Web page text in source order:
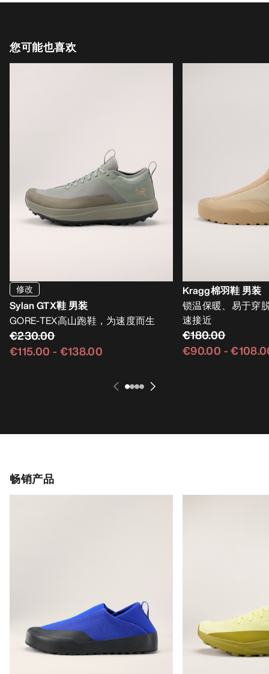
您可能也喜欢
修改
Sylan GTX鞋 男装
GORE-TEX高山跑鞋，为速度而生
€230.00
€115.00 - €138.00
Kragg棉羽鞋 男装
锁温保暖、易于穿
速接近
€180.00
€90.00 -
畅销产品